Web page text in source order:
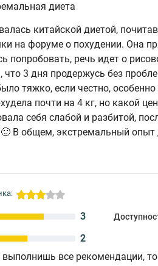
диета
китайской диетой,
на форуме о похудении. Она
попробовать, речь идет о
что 3 дня продержусь без
тяжко, если честно,
почти на 4 кг, но какой
себя слабой и разбитой,
В общем, экстремальный
3
2
выполнишь все рекомендации,